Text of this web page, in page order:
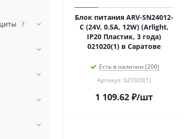
Блок питания ARV-SN24012-
C (24V, 0.5A, 12W) (Arlight,
IP20 Пластик, 3 года)
021020(1) в Саратове
Есть в наличии (200)
Артикул: 021020(1)
1 109.62 ₽/шт
?